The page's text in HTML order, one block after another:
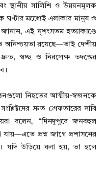
স্থানীয় সালিশি ও উন্নয়নমূলক
মধ্যেেই এলাকার মানুষ ও
এই নৃশংসতম হত্যাকাণ্ডে
অনিশ্চয়তা রয়েছে—তাই দেশীয়
স্বচ্ছ ও নিরপেক্ষ তদন্তের
নিহতের আত্মীয়-স্বজনকে
দ্রুত গ্রেফতারের দাবি
বলেন, “দিনদুপুরে জনবহুল
প্রশ্ন জাগে প্রশাসনের
যদি উড়িয়ে বলা হয়, তা হলে